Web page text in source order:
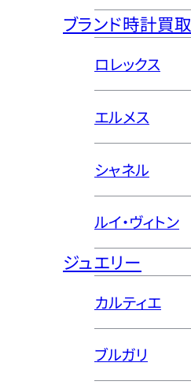
ブランド時計買取
ロレックス
エルメス
シャネル
ルイ・ヴィトン
ジュエリー
カルティエ
ブルガリ